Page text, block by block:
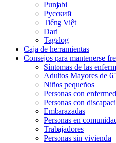
Punjabi
Русский
Tiếng Việt
Dari
Tagalog
Caja de herramientas
Consejos para mantenerse
Síntomas de las
Adultos Mayores de
Niños pequeños
Personas con
Personas con
Embarazadas
Personas en
Trabajadores
Personas sin vivienda